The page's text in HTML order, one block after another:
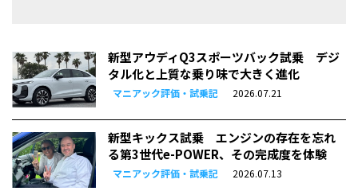
新型アウディQ3スポーツバック試乗 デジ
タル化と上質な乗り味で大きく進化
マニアック評価・試乗記 2026.07.21
新型キックス試乗 エンジンの存在を忘れ
る第3世代e-POWER、その完成度を体験
マニアック評価・試乗記 2026.07.13